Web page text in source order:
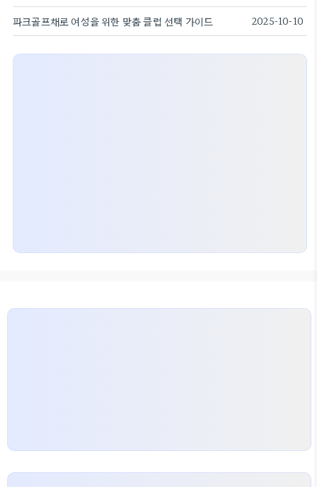
파크골프채로 여성을 위한 맞춤 클럽 선택 가이드 2025-10-10